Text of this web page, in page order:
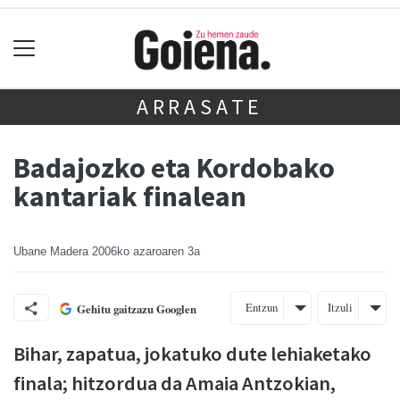
ARRASATE
Badajozko eta Kordobako
kantariak finalean
Ubane Madera 2006ko azaroaren 3a
Gehitu gaitzazu Googlen Entzun Itzuli
Bihar, zapatua, jokatuko dute lehiaketako
finala; hitzordua da Amaia Antzokian,